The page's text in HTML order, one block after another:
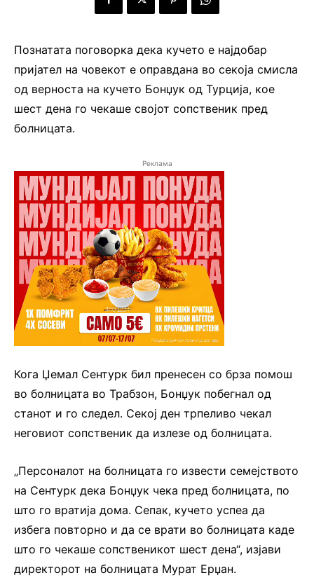
Познатата поговорка дека кучето е најдобар
пријател на човекот е оправдана во секоја смисла
од верноста на кучето Бонџук од Турција, кое
шест дена го чекаше својот сопственик пред
болницата.
Реклама
Кога Џемал Сентурк бил пренесен со брза помош
во болницата во Трабзон, Бонџук побегнал од
станот и го следел. Секој ден трпеливо чекал
неговиот сопственик да излезе од болницата.
„Персоналот на болницата го извести семејството
на Сентурк дека Бонџук чека пред болницата, по
што го вратија дома. Сепак, кучето успеа да
избега повторно и да се врати во болницата каде
што го чекаше сопственикот шест дена“, изјави
директорот на болницата Мурат Ерџан.